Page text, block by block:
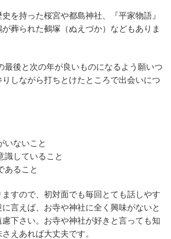
を持った桜宮や都島神社、『平家物語』
葬られた鵺塚（ぬえづか）などもありま
後と次の年が良いものになるよう願いつ
しながら打ちとけたところで出会いにつ
いないこと
していること
あること
すので、初対面でも毎回とても話しやす
言えば、お寺や神社に全く興味がないと
下さい。お寺や神社が好きと言っても知
えあれば大丈夫です。